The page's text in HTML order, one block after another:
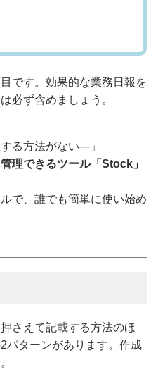
です。効果的な業務日報を
必ず含めましょう。
る方法がない---」
理できるツール「Stock」
で、誰でも簡単に使い始め
さえて記載する方法のほ
パターンがあります。作成